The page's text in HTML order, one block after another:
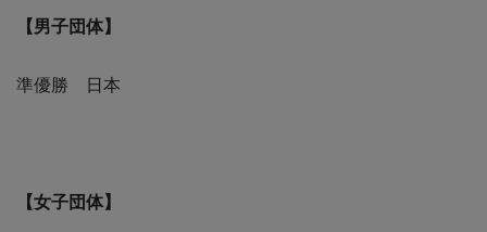
【男子団体】
準優勝 日本
【女子団体】